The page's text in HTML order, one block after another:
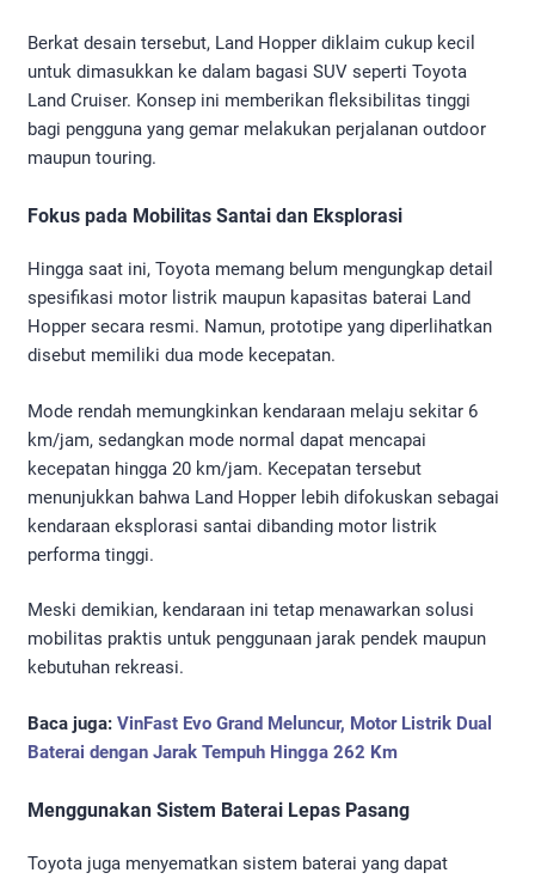
Berkat desain tersebut, Land Hopper diklaim cukup kecil
untuk dimasukkan ke dalam bagasi SUV seperti Toyota
Land Cruiser. Konsep ini memberikan fleksibilitas tinggi
bagi pengguna yang gemar melakukan perjalanan outdoor
maupun touring.
Fokus pada Mobilitas Santai dan Eksplorasi
Hingga saat ini, Toyota memang belum mengungkap detail
spesifikasi motor listrik maupun kapasitas baterai Land
Hopper secara resmi. Namun, prototipe yang diperlihatkan
disebut memiliki dua mode kecepatan.
Mode rendah memungkinkan kendaraan melaju sekitar 6
km/jam, sedangkan mode normal dapat mencapai
kecepatan hingga 20 km/jam. Kecepatan tersebut
menunjukkan bahwa Land Hopper lebih difokuskan sebagai
kendaraan eksplorasi santai dibanding motor listrik
performa tinggi.
Meski demikian, kendaraan ini tetap menawarkan solusi
mobilitas praktis untuk penggunaan jarak pendek maupun
kebutuhan rekreasi.
Baca juga: VinFast Evo Grand Meluncur, Motor Listrik Dual
Baterai dengan Jarak Tempuh Hingga 262 Km
Menggunakan Sistem Baterai Lepas Pasang
Toyota juga menyematkan sistem baterai yang dapat